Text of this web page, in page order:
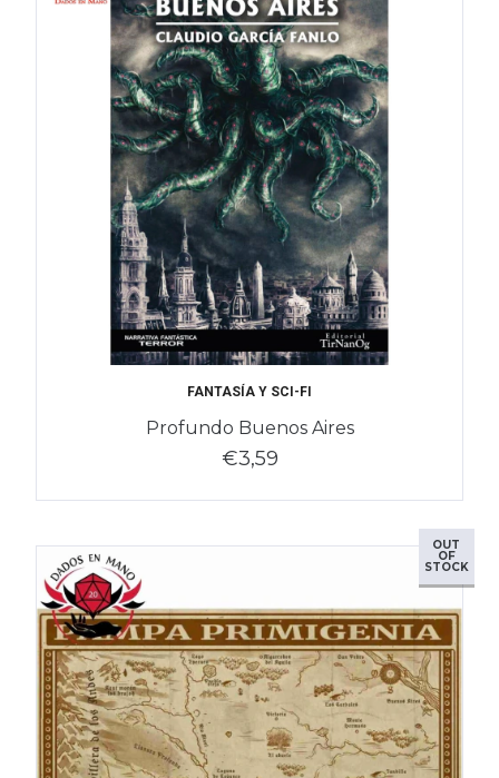
FANTASÍA Y SCI-FI
Profundo Buenos Aires
€3,59
OUT
OF
STOCK